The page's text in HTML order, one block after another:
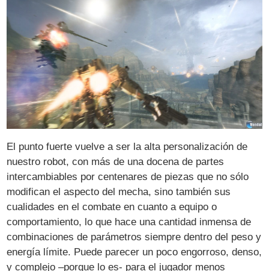
El punto fuerte vuelve a ser la alta personalización de
nuestro robot, con más de una docena de partes
intercambiables por centenares de piezas que no sólo
modifican el aspecto del mecha, sino también sus
cualidades en el combate en cuanto a equipo o
comportamiento, lo que hace una cantidad inmensa de
combinaciones de parámetros siempre dentro del peso y
energía límite. Puede parecer un poco engorroso, denso,
y complejo –porque lo es- para el jugador menos